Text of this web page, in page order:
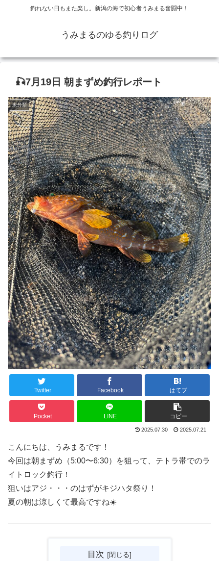
釣れない日もまた楽し。新潟の海で初心者うみまる奮闘中！
うみまるのゆる釣りログ
🎣7月19日 朝まずめ釣行レポート
未分類
Twitter Facebook はてブ
Pocket LINE コピー
2025.07.30 2025.07.21
こんにちは、うみまるです！
今回は朝まずめ（5:00〜6:30）を狙って、テトラ帯でのラ
イトロック釣行！
狙いはアジ・・・のはずがキジハタ祭り！
夏の朝は涼しくて最高ですね☀️
目次